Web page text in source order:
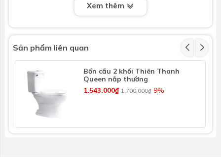
Xem thêm
Sản phẩm liên quan
Bồn cầu 2 khối Thiên Thanh
Queen nắp thường
1.543.000₫1.700.000₫9%